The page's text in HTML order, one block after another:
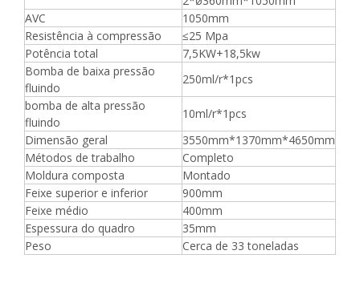
AVC
1050mm
Resistência à compressão
≤25 Mpa
Potência total
7,5KW+18,5kw
Bomba de baixa pressão
fluindo
250ml/r*1pcs
bomba de alta pressão
fluindo
10ml/r*1pcs
Dimensão geral
3550mm*1370mm*4650mm
Métodos de trabalho
Completo
Moldura composta
Montado
Feixe superior e inferior
900mm
Feixe médio
400mm
Espessura do quadro
35mm
Peso
Cerca de 33 toneladas